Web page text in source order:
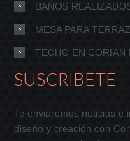
BAÑOS
MESA PARA
TECHO EN CORIAN
SUSCRIBETE
Te enviaremos noticias e
diseño y creación con